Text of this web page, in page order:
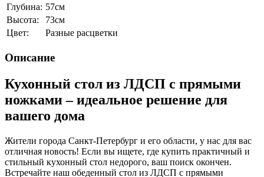
Глубина: 57см
Высота:
73см
Цвет:
Разные расцветки
Описание
Кухонный стол из ЛДСП с прямыми
ножками – идеальное решение для
вашего дома
Жители города Санкт-Петербург и его области, у нас для вас
отличная новость! Если вы ищете, где купить практичный и
стильный кухонный стол недорого, ваш поиск окончен.
Встречайте наш обеденный стол из ЛДСП с прямыми